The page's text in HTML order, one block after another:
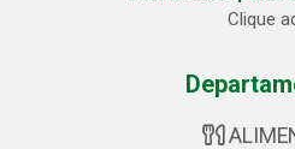
Clique